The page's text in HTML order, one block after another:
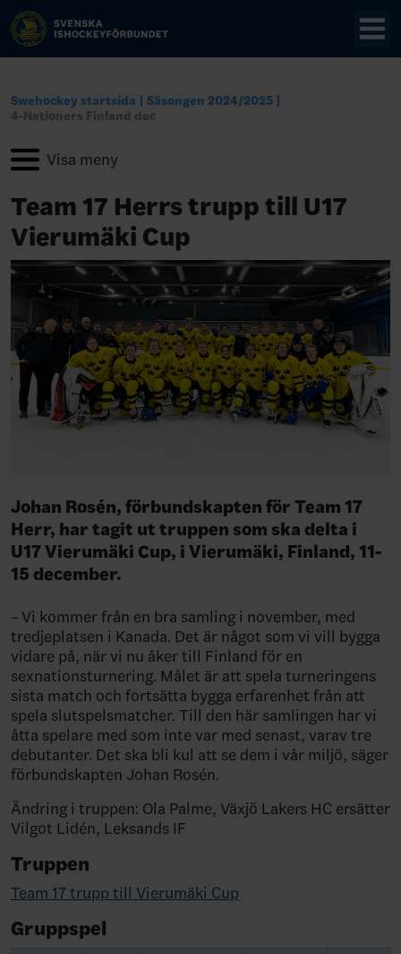
Swehockey startsida
Säsongen 2024/2025
4-Nationers Finland dec
Team 17 Herrs trupp till U17
Vierumäki Cup
Johan Rosén, förbundskapten för Team 17
Herr, har tagit ut truppen som ska delta i
U17 Vierumäki Cup, i Vierumäki, Finland, 11-
15 december.
– Vi kommer från en bra samling i november, med
tredjeplatsen i Kanada. Det är något som vi vill bygga
vidare på, när vi nu åker till Finland för en
sexnationsturnering. Målet är att spela turneringens
sista match och fortsätta bygga erfarenhet från att
spela slutspelsmatcher. Till den här samlingen har vi
åtta spelare med som inte var med senast, varav tre
debutanter. Det ska bli kul att se dem i vår miljö, säger
förbundskapten Johan Rosén.
Ändring i truppen: Ola Palme, Växjö Lakers HC ersätter
Vilgot Lidén, Leksands IF
Truppen
Team 17 trupp till Vierumäki Cup
Gruppspel